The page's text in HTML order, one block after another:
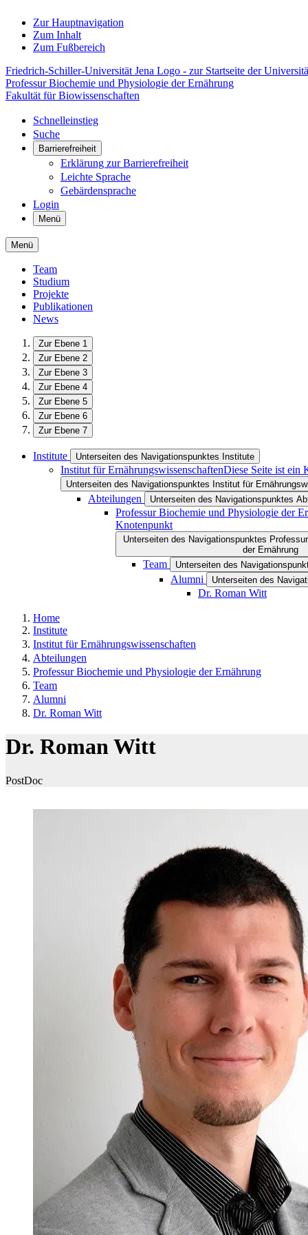
Zur Hauptnavigation
Zum Inhalt
Zum Fußbereich
Friedrich-Schiller-Universität Jena Logo - zur Startseite der
Professur Biochemie und Physiologie der Ernährung
Fakultät für Biowissenschaften
Schnelleinstieg
Suche
Barrierefreiheit
Erklärung zur Barrierefreiheit
Leichte Sprache
Gebärdensprache
Login
Menü
Menü
Team
Studium
Projekte
Publikationen
News
Zur Ebene 1
Zur Ebene 2
Zur Ebene 3
Zur Ebene 4
Zur Ebene 5
Zur Ebene 6
Zur Ebene 7
Institute Unterseiten des Navigationspunktes Institute
Institut für ErnährungswissenschaftenDiese Seite ist ein
Unterseiten des Navigationspunktes Institut für
Abteilungen Unterseiten des Navigationspunktes
Professur Biochemie und Physiologie der
Knotenpunkt
Unterseiten des Navigationspunktes
der Ernährung
Team Unterseiten des
Alumni Unterseiten des
Dr. Roman Witt
Home
Institute
Institut für Ernährungswissenschaften
Abteilungen
Professur Biochemie und Physiologie der Ernährung
Team
Alumni
Dr. Roman Witt
Dr. Roman Witt
PostDoc